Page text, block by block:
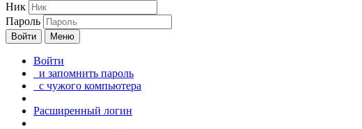
Ник
Пароль
Войти Меню
Войти
и запомнить пароль
с чужого компьютера
Расширенный логин